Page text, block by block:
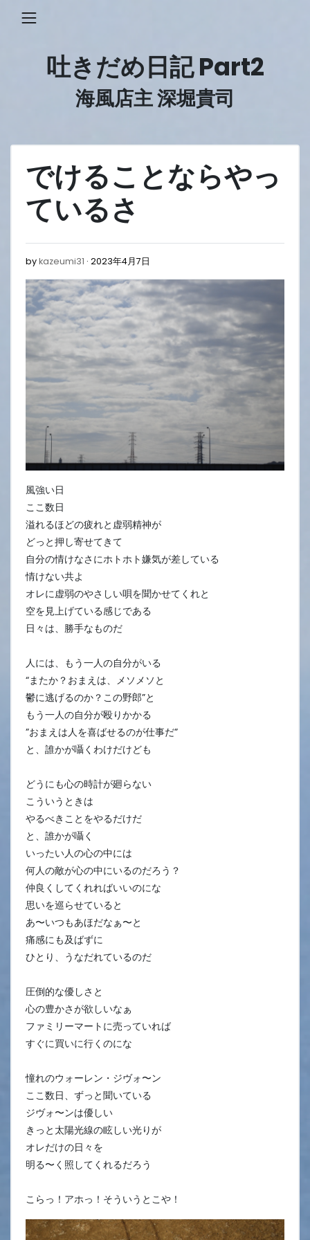
吐きだめ日記 Part2
海風店主 深堀貴司
でけることならやっ
ているさ
bykazeumi31 2023年4月7日
4
月
日
風強い日
ここ数日
溢れるほどの疲れと虚弱精神が
どっと押し寄せてきて
自分の情けなさにホトホト嫌気が差している
情けない共よ
オレに虚弱のやさしい唄を聞かせてくれと
空を見上げている感じである
日々は、勝手なものだ
人には、もう一人の自分がいる
“またか？おまえは、メソメソと
鬱に逃げるのか？この野郎”と
もう一人の自分が殴りかかる
”おまえは人を喜ばせるのが仕事だ”
と、誰かが囁くわけだけども
どうにも心の時計が廻らない
こういうときは
やるべきことをやるだけだ
と、誰かが囁く
いったい人の心の中には
何人の敵が心の中にいるのだろう？
仲良くしてくれればいいのにな
思いを巡らせていると
あ〜いつもあほだなぁ〜と
痛感にも及ばずに
ひとり、うなだれているのだ
圧倒的な優しさと
心の豊かさが欲しいなぁ
ファミリーマートに売っていれば
すぐに買いに行くのにな
憧れのウォーレン・ジヴォ〜ン
ここ数日、ずっと聞いている
ジヴォ〜ンは優しい
きっと太陽光線の眩しい光りが
オレだけの日々を
明る〜く照してくれるだろう
こらっ！アホっ！そういうとこや！